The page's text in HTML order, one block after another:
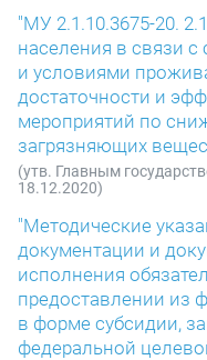
"МУ 2.1.10.3675-20.
населения в связи
и условиями
достаточности и
мероприятий по
загрязняющих
(утв. Главным
18.12.2020)
"Методические
документации и
исполнения
предоставлении из
в форме субсидии,
федеральной